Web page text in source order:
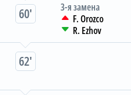
60
3-я замена
F. Orozco
R. Ezhov
62